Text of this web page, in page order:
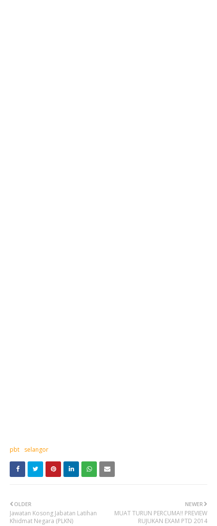
pbt selangor
NEWER
MUAT TURUN PERCUMA!! PREVIEW
RUJUKAN EXAM PTD 2014
OLDER
Jawatan Kosong Jabatan Latihan
Khidmat Negara (PLKN)